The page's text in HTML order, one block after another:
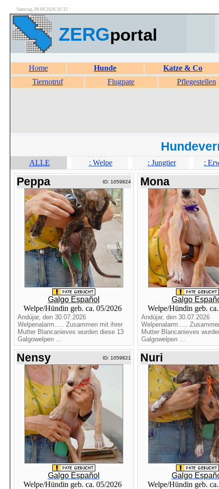
Samstag, 08.08.2026 20:32
ZERGportal
Home Hunde
Katze & Co
Tiernotruf
Flugpate Pflegestellen
ALLE : Welpe : Jungtier :
Peppa ID: 1059824
Galgo Español
Welpe/Hündin geb. ca. 05/2026
Andújar, den 30.07.2026
Welpenalarm..... Zusammen mit ihrer
Mutter Blancanieves wurden diese 13
Galgowelpen ...
Mona
Galgo
Welpe/Hündin geb.
Andújar, den 30.07.2026
Welpenalarm.....
Mutter Blancanieves
Galgowelpen ...
Nensy ID: 1059821
Galgo Español
Welpe/Hündin geb. ca. 05/2026
Nuri
Galgo
Welpe/Hündin geb.